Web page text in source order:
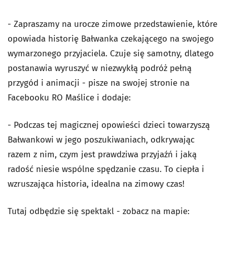
- Zapraszamy na urocze zimowe przedstawienie, które
opowiada historię Bałwanka czekającego na swojego
wymarzonego przyjaciela. Czuje się samotny, dlatego
postanawia wyruszyć w niezwykłą podróż pełną
przygód i animacji - pisze na swojej stronie na
Facebooku RO Maślice i dodaje:
- Podczas tej magicznej opowieści dzieci towarzyszą
Bałwankowi w jego poszukiwaniach, odkrywając
razem z nim, czym jest prawdziwa przyjaźń i jaką
radość niesie wspólne spędzanie czasu. To ciepła i
wzruszająca historia, idealna na zimowy czas!
Tutaj odbędzie się spektakl - zobacz na mapie: